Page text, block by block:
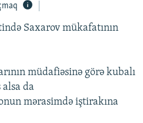
Saxarov mükafatının
müdafiəsinə görə kubalı
da
mərasimdə iştirakına